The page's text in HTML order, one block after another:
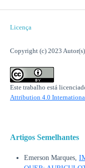
Licença
Copyright (c) 2023 Autor(s)
Este trabalho está
Attribution 4.0
Artigos Semelhantes
Emerson Marques,